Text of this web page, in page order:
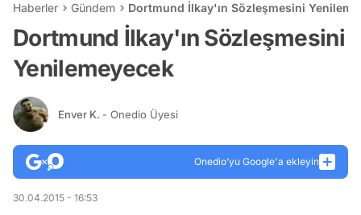
Haberler Gündem Dortmund İlkay'ın Sözleşmesini
Dortmund İlkay'ın Sözleşmesini
Yenilemeyecek
Enver K. - Onedio Üyesi
Onedio’yu Google'a ekleyin
30.04.2015 - 16:53